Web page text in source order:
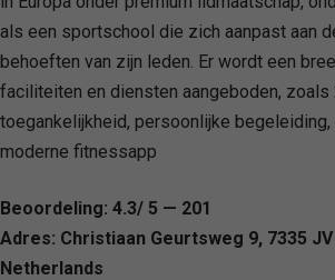
als een sportschool die zich aanpast aan
behoeften van zijn leden. Er wordt een
faciliteiten en diensten aangeboden,
toegankelijkheid, persoonlijke
moderne fitnessapp
Beoordeling: 4.3/ 5 — 201
Adres: Christiaan Geurtsweg 9, 7335
Netherlands